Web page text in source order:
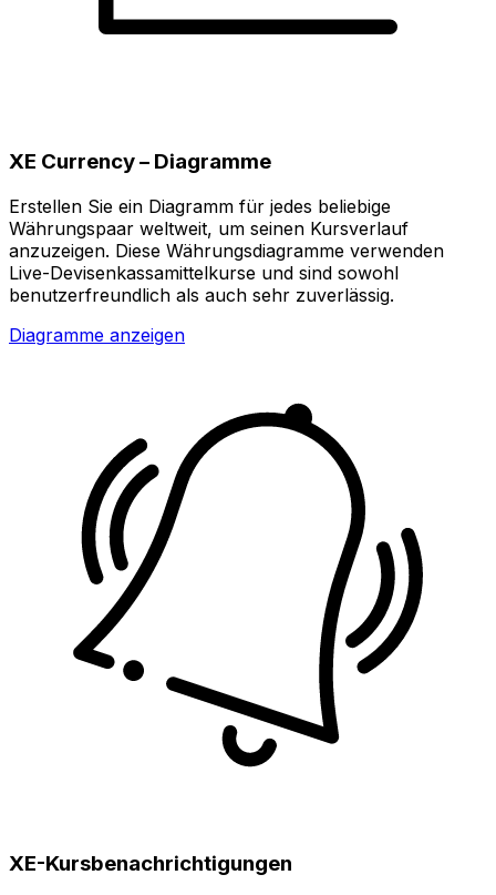
XE Currency – Diagramme
Erstellen Sie ein Diagramm für jedes beliebige
Währungspaar weltweit, um seinen Kursverlauf
anzuzeigen. Diese Währungsdiagramme verwenden
Live-Devisenkassamittelkurse und sind sowohl
benutzerfreundlich als auch sehr zuverlässig.
Diagramme anzeigen
XE-Kursbenachrichtigungen